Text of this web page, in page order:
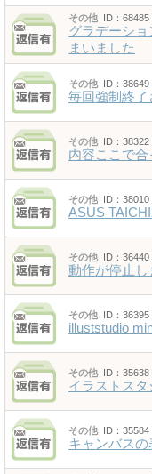
その他 ID：68485
グラデーシ
まいました
その他 ID：38649
毎回強制終了
その他 ID：38322
内容ここで合
その他 ID：38010
ASUS
その他 ID：36440
動作が停止し
その他 ID：36395
illuststudio
その他 ID：35638
イラストス
その他 ID：35584
キャンバスの